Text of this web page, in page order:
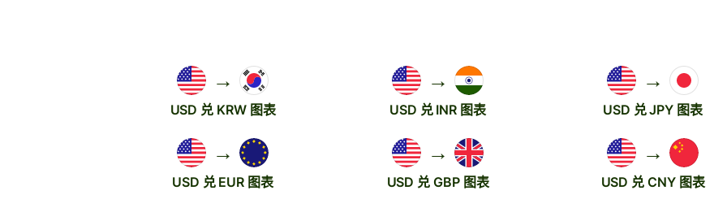
→
USD 兑 KRW 图表
→
USD 兑 INR 图表
→
USD 兑 JPY 图表
→
USD 兑 EUR 图表
→
USD 兑 GBP 图表
→
USD 兑 CNY 图表